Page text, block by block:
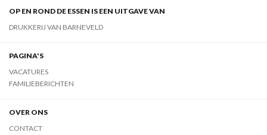
OP EN ROND DE ESSEN IS EEN UITGAVE VAN
DRUKKERIJ VAN BARNEVELD
PAGINA'S
VACATURES
FAMILIEBERICHTEN
OVER ONS
CONTACT